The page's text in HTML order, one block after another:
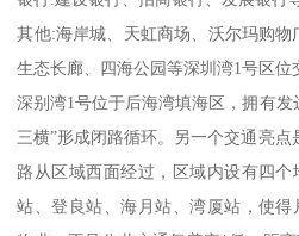
其他:海岸城、天虹商场、沃尔玛购
生态长廊、四海公园等深圳湾1号区位
深别湾1号位于后海湾填海区，拥有发
三横”形成闭路循环。另一个交通亮
路从区域西面经过，区域内设有四
站、登良站、海月站、湾厦站，使